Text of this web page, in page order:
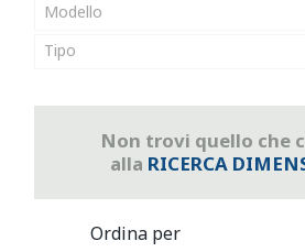
Modello
Tipo
Non trovi quello che
alla RICERCA